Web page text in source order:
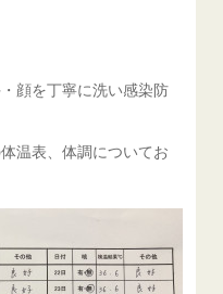
顔を丁寧に洗い感染防
温表、体調についてお